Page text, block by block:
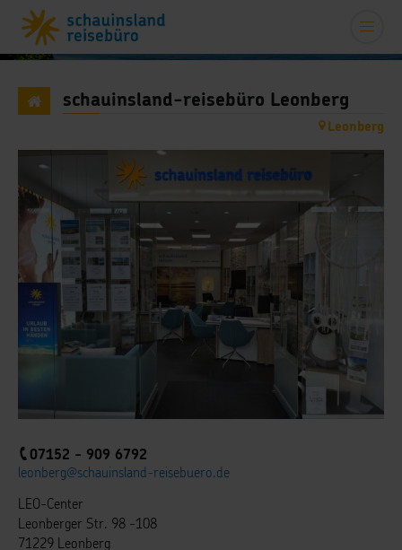
schauinsland-reisebüro Leonberg
Leonberg
07152 - 909 6792
leonberg@schauinsland-reisebuero.de
LEO-Center
Leonberger Str. 98 -108
71229 Leonberg